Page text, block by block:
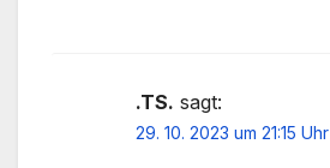
.TS. sagt:
29. 10. 2023 um 21:15 Uhr